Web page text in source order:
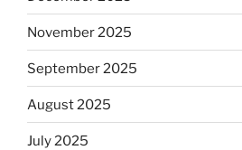
November 2025
September 2025
August 2025
July 2025